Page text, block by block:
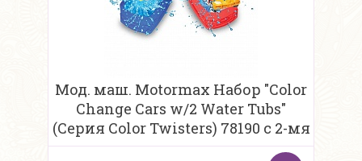
Мод. маш. Motormax Набор "Color
Change Cars w/2 Water Tubs"
(Серия Сolor Twisters) 78190 c 2-мя
маш